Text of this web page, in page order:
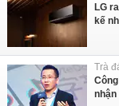
LG
kế
Trà
nhận